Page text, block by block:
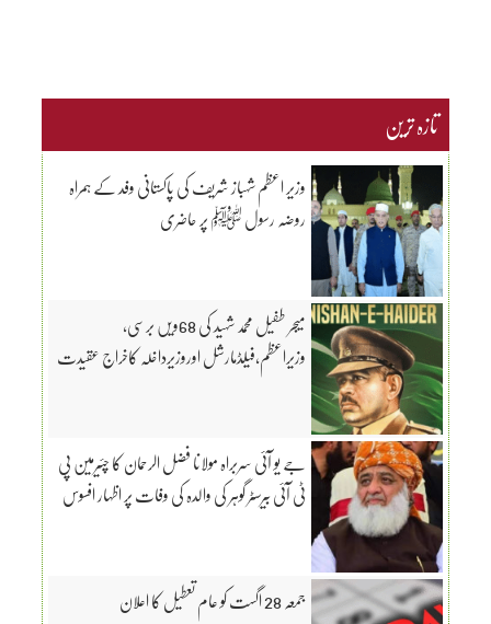
تازہ ترین
وزیر اعظم شہباز شریف کی پاکستانی وفد کے ہمراہ
روضہ رسول ﷺ پر حاضری
میجر طفیل محمد شہید کی 68ویں برسی،
وزیراعظم،فیلڈمارشل اوروزیرداخلہ کاخراج عقیدت
جے یو آئی سربراہ مولانا فضل الرحمان کا چئیرمین پی
ٹی آئی بیرسٹر گوہر کی والدہ کی وفات پر اظہار افسوس
جمعہ 28 اگست کو عام تعطیل کا اعلان